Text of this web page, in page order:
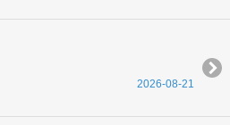
2026-08-21